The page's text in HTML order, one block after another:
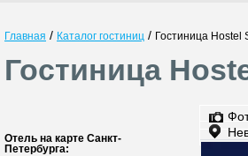
Главная / Каталог гостиниц / Гостиница Hostel
Гостиница
Отель на карте Санкт-
Петербурга: